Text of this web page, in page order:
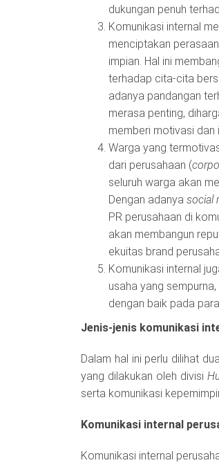
dukungan penuh
Komunikasi internal
menciptakan
impian. Hal ini
terhadap cita-cita
adanya pandangan
merasa penting,
memberi motivasi dan
Warga yang
dari perusahaan (
seluruh warga akan
Dengan adanya social
PR perusahaan di
akan membangun
ekuitas brand
Komunikasi internal
usaha yang
dengan baik pada
Jenis-jenis komunikasi
Dalam hal ini perlu dilihat
yang dilakukan oleh divisi
serta komunikasi
Komunikasi internal
Komunikasi internal